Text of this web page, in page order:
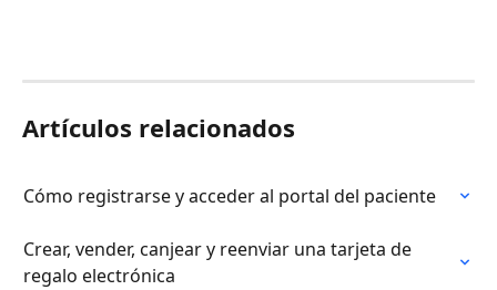
Artículos relacionados
Cómo registrarse y acceder al portal del paciente
Crear, vender, canjear y reenviar una tarjeta de
regalo electrónica